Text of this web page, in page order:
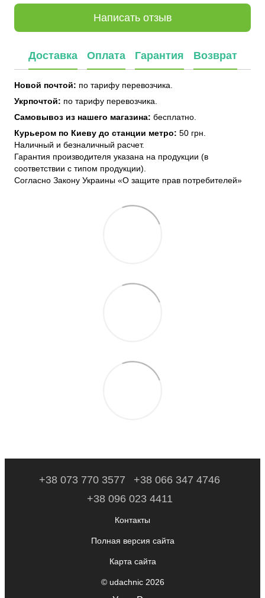
Написать отзыв
Доставка Оплата Гарантия Возврат
Новой почтой: по тарифу перевозчика.
Укрпочтой: по тарифу перевозчика.
Самовывоз из нашего магазина: бесплатно.
Курьером по Киеву до станции метро: 50 грн.
Наличный и безналичный расчет.
Гарантия производителя указана на продукции (в
соответствии с типом продукции).
Согласно Закону Украины «О защите прав потребителей»
+38 073 770 3577
+38 066 347 4746
+38 096 023 4411
Контакты
Полная версия сайта
Карта сайта
© udachnic 2026